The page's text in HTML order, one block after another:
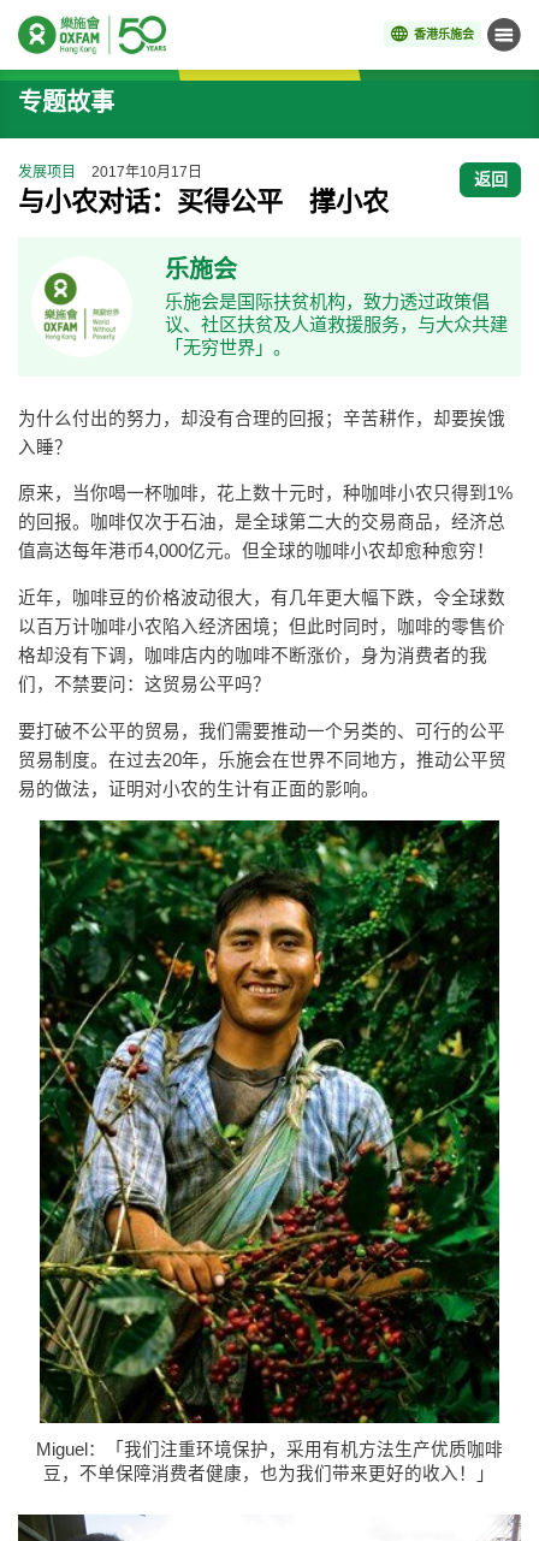
香港乐施会 菜单
开始主要内容
专题故事
发展项目 2017年10月17日
与小农对话：买得公平 撑小农
返回
乐施会
乐施会是国际扶贫机构，致力透过政策倡
议、社区扶贫及人道救援服务，与大众共建
「无穷世界」。
为什么付出的努力，却没有合理的回报；辛苦耕作，却要挨饿
入睡？
原来，当你喝一杯咖啡，花上数十元时，种咖啡小农只得到1%
的回报。咖啡仅次于石油，是全球第二大的交易商品，经济总
值高达每年港币4,000亿元。但全球的咖啡小农却愈种愈穷！
近年，咖啡豆的价格波动很大，有几年更大幅下跌，令全球数
以百万计咖啡小农陷入经济困境；但此时同时，咖啡的零售价
格却没有下调，咖啡店内的咖啡不断涨价，身为消费者的我
们，不禁要问：这贸易公平吗？
要打破不公平的贸易，我们需要推动一个另类的、可行的公平
贸易制度。在过去20年，乐施会在世界不同地方，推动公平贸
易的做法，证明对小农的生计有正面的影响。
Miguel：「我们注重环境保护，采用有机方法生产优质咖啡
豆，不单保障消费者健康，也为我们带来更好的收入！」